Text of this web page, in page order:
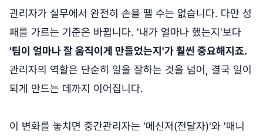
관리자가 실무에서 완전히 손을 뗄 수는 없습니다. 다만 성
패를 가르는 기준은 바뀝니다. '내가 얼마나 했는지'보다
'팀이 얼마나 잘 움직이게 만들었는지'가 훨씬 중요해지죠.
관리자의 역할은 단순히 일을 잘하는 것을 넘어, 결국 일이
되게 만드는 데까지 이어집니다.
이 변화를 놓치면 중간관리자는 '메신저(전달자)'와 '매니